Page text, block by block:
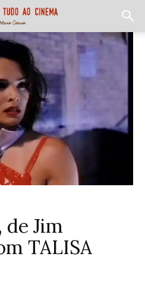
de Jim
TALISA